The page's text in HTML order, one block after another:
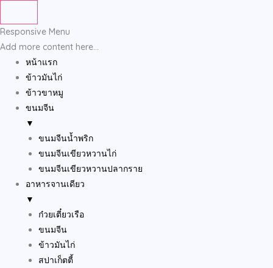
Responsive Menu
Add more content here...
หน้าแรก
ข้าวมันไก่
ข้าวขาหมู
ขนมจีน
▼
ขนมจีนน้ำพริก
ขนมจีนเขียวหวานไก่
ขนมจีนเขียวหวานปลากราย
อาหารจานเดียว
▼
ก๋วยเตี๋ยวเรือ
ขนมจีน
ข้าวมันไก่
สปาเก็ตตี้
to
content